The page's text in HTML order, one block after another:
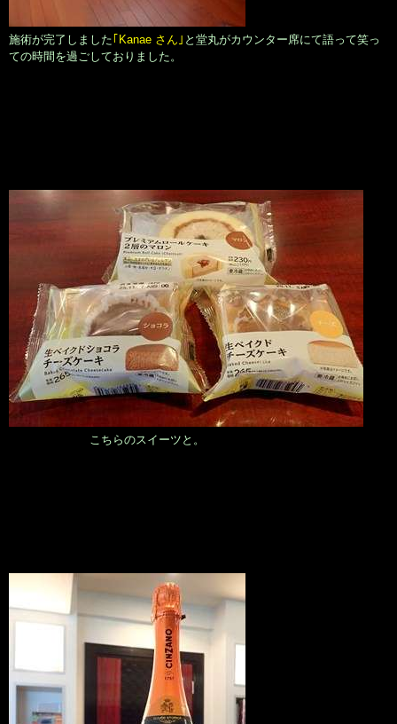
施術が完了しました｢Kanae さん｣ と堂丸がカウンター席にて語って笑っ
ての時間を過ごしておりました。
こちらのスイーツと。